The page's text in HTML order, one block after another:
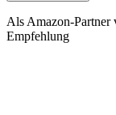
Als Amazon-Partner
Empfehlung